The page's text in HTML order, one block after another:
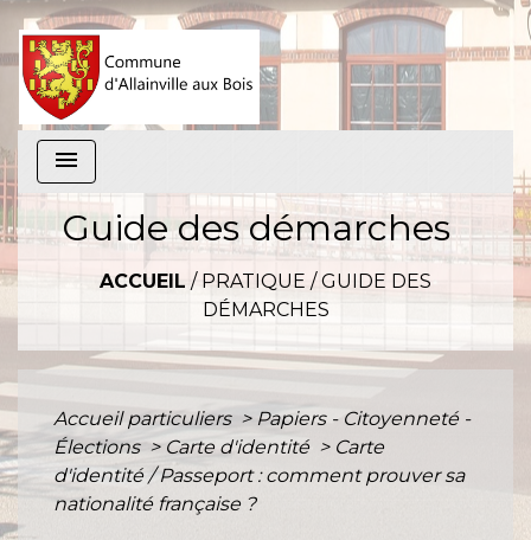
menu
Guide des démarches
ACCUEIL / PRATIQUE /GUIDE DES
DÉMARCHES
Accueil particuliers > Papiers - Citoyenneté -
Élections > Carte d'identité > Carte
d'identité / Passeport : comment prouver sa
nationalité française ?